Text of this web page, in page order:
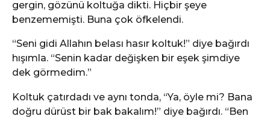
gergin, gözünü koltuğa dikti. Hiçbir şeye
benzememişti. Buna çok öfkelendi.
“Seni gidi Allahın belası hasır koltuk!” diye bağırdı
hışımla. “Senin kadar değişken bir eşek şimdiye
dek görmedim.”
Koltuk çatırdadı ve aynı tonda, “Ya, öyle mi? Bana
doğru dürüst bir bak bakalım!” diye bağırdı. “Ben